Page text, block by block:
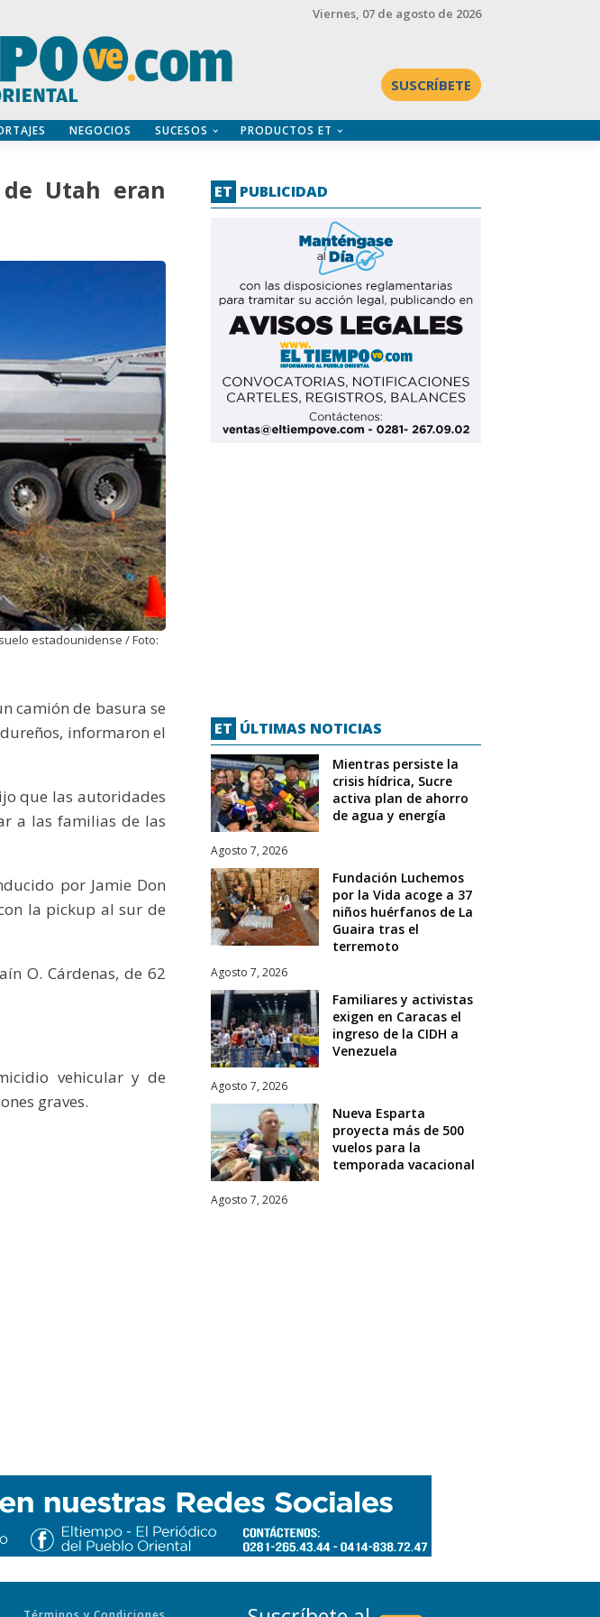
Viernes, 07 de agosto de 2026
SUSCRÍBETE
NEGOCIOS SUCESOS PRODUCTOS ET
Utah eran
estadounidense / Foto:
camión de basura se
informaron el
que las autoridades
a las familias de las
por Jamie Don
la pickup al sur de
O. Cárdenas, de 62
vehicular y de
graves.
ET PUBLICIDAD
ET ÚLTIMAS NOTICIAS
Mientras persiste la
crisis hídrica, Sucre
activa plan de ahorro
de agua y energía
Agosto 7, 2026
Fundación Luchemos
por la Vida acoge a 37
niños huérfanos de La
Guaira tras el
terremoto
Agosto 7, 2026
Familiares y activistas
exigen en Caracas el
ingreso de la CIDH a
Venezuela
Agosto 7, 2026
Nueva Esparta
proyecta más de 500
vuelos para la
temporada vacacional
Agosto 7, 2026